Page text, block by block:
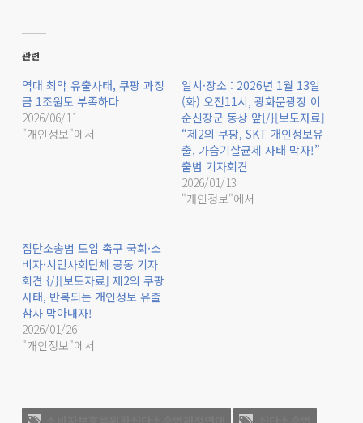
관련
역대 최악 유출사태, 쿠팡 과징
금 1조원도 부족하다
2026/06/11
"개인정보"에서
일시·장소 : 2026년 1월 13일
(화) 오전11시, 광화문광장 이
순신장군 동상 앞{/}[보도자료]
“제2의 쿠팡, SKT 개인정보유
출, 가습기살균제 사태 막자!”
출범 기자회견
2026/01/13
"개인정보"에서
집단소송법 도입 촉구 국회·소
비자·시민사회단체 공동 기자
회견 {/}[보도자료] 제2의 쿠팡
사태, 반복되는 개인정보 유출
참사 막아내자!
2026/01/26
"개인정보"에서